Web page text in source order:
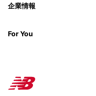
企業情報
For You